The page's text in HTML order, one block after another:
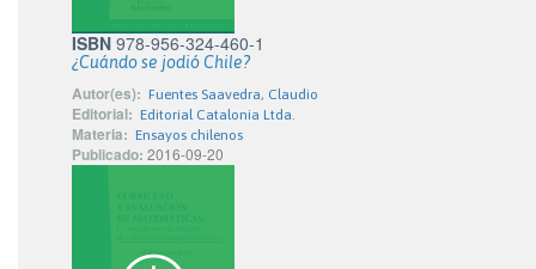
ISBN 978-956-324-460-1
¿Cuándo se jodió Chile?
Autor(es): Fuentes Saavedra, Claudio
Editorial: Editorial Catalonia Ltda.
Materia: Ensayos chilenos
Publicado: 2016-09-20